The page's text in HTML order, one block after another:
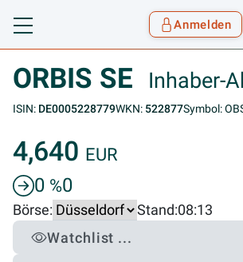
Toggle navigation
Anmelden
ORBIS SE Inhaber-
ISIN: DE0005228779WKN: 522877Symbol:
4,640 EUR
0 %0
Börse: Stand:08:13
Watchlist ...